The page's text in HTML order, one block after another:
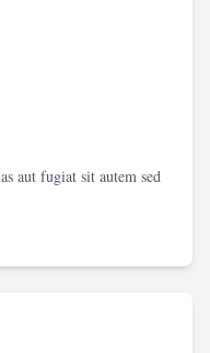
aut fugiat sit autem sed